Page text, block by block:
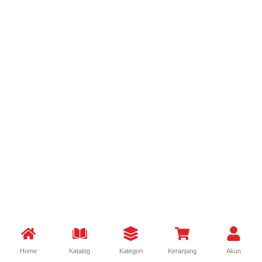
Home Katalog Kategori Keranjang Akun